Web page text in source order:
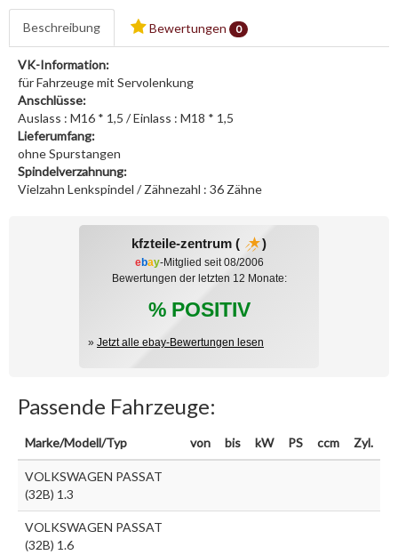
Beschreibung Bewertungen 0
VK-Information:
für Fahrzeuge mit Servolenkung
Anschlüsse:
Auslass : M16 * 1,5 / Einlass : M18 * 1,5
Lieferumfang:
ohne Spurstangen
Spindelverzahnung:
Vielzahn Lenkspindel / Zähnezahl : 36 Zähne
kfzteile-zentrum ( )
ebay-Mitglied seit 08/2006
Bewertungen der letzten 12 Monate:
% POSITIV
» Jetzt alle ebay-Bewertungen lesen
Passende Fahrzeuge:
Marke/Modell/Typ von bis kW PS ccm Zyl.
VOLKSWAGEN PASSAT
(32B) 1.3
VOLKSWAGEN PASSAT
(32B) 1.6